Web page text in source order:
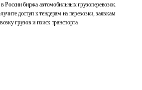
биржа автомобильных грузоперевозок.
доступ к тендерам на перевозки, заявкам
грузов и поиск транспорта